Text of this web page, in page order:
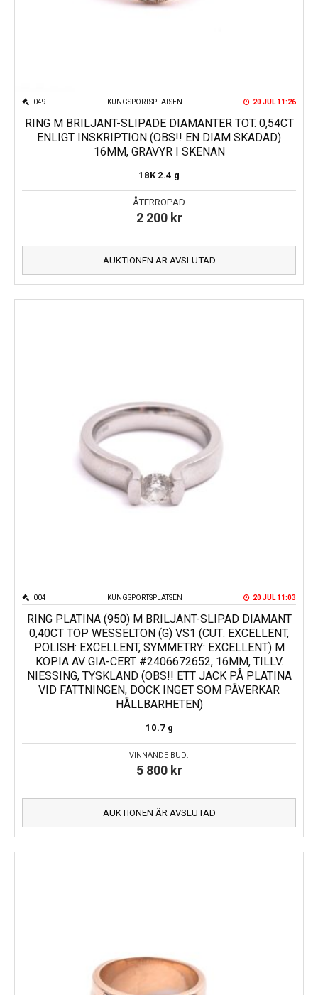
KUNGSPORTSPLATSEN
049 20 JUL 11:26
RING M BRILJANT-SLIPADE DIAMANTER TOT. 0,54CT
ENLIGT INSKRIPTION (OBS!! EN DIAM SKADAD)
16MM, GRAVYR I SKENAN
18K 2.4 g
ÅTERROPAD
2 200 kr
AUKTIONEN ÄR AVSLUTAD
KUNGSPORTSPLATSEN
004 20 JUL 11:03
RING PLATINA (950) M BRILJANT-SLIPAD DIAMANT
0,40CT TOP WESSELTON (G) VS1 (CUT: EXCELLENT,
POLISH: EXCELLENT, SYMMETRY: EXCELLENT) M
KOPIA AV GIA-CERT #2406672652, 16MM, TILLV.
NIESSING, TYSKLAND (OBS!! ETT JACK PÅ PLATINA
VID FATTNINGEN, DOCK INGET SOM PÅVERKAR
HÅLLBARHETEN)
10.7 g
VINNANDE BUD:
5 800 kr
AUKTIONEN ÄR AVSLUTAD